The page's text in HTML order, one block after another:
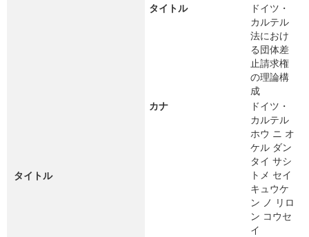
タイトル
タイトル
ドイツ・
カルテル
法におけ
る団体差
止請求権
の理論構
成
カナ
ドイツ・
カルテル
ホウ ニ オ
ケル ダン
タイ サシ
トメ セイ
キュウケ
ン ノ リロ
ン コウセ
イ